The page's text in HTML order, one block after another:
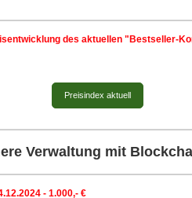
des aktuellen "Bestseller-
Preisindex aktuell
Verwaltung mit
- 1.000,- €